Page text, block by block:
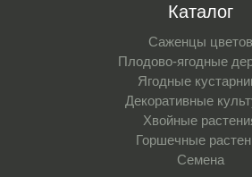
Каталог
Саженцы цветов
Плодово-ягодные
Ягодные
Декоративные
Хвойные
Горшечные
Семена